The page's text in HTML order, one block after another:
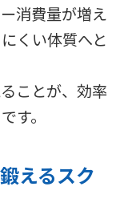
消費量が増え
くい体質へと
ことが、効率
す。
えるスク